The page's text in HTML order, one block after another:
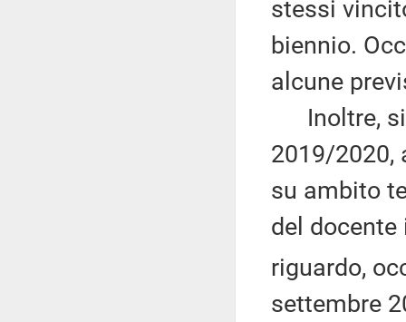
stessi
biennio.
alcune
Inoltre, si
2019/2020,
su ambito
del
riguardo,
settembre